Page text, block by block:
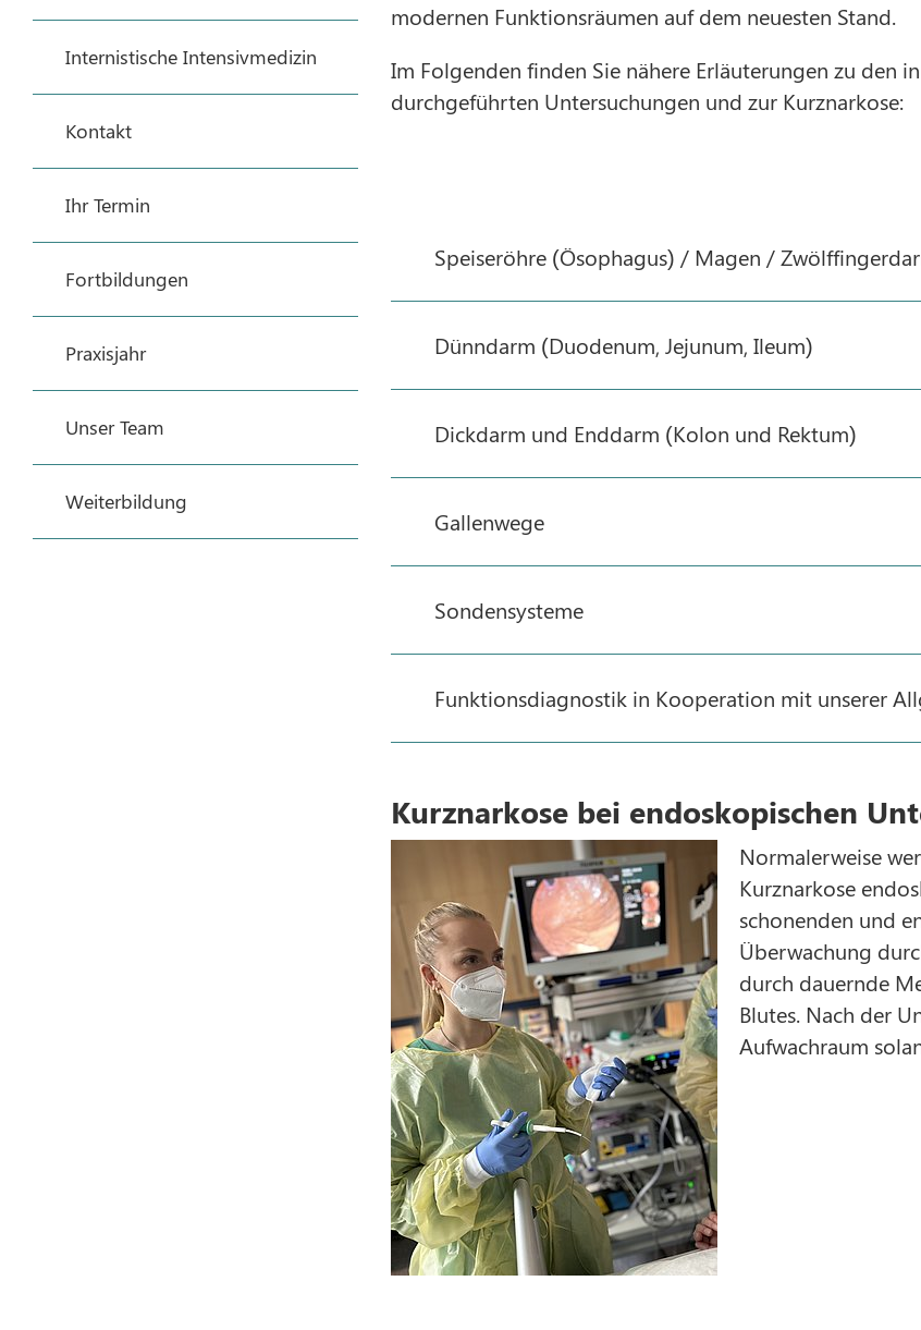
Internistische Intensivmedizin
Kontakt
Ihr Termin
Fortbildungen
Praxisjahr
Unser Team
Weiterbildung
modernen Funktionsräumen auf dem neuesten Stand.
Im Folgenden finden Sie nähere Erläuterungen zu den
durchgeführten Untersuchungen und zur Kurznarkose:
Speiseröhre (Ösophagus) / Magen /
Dünndarm (Duodenum, Jejunum, Ileum)
Dickdarm und Enddarm (Kolon und Rektum)
Gallenwege
Sondensysteme
Funktionsdiagnostik in Kooperation mit unserer
Kurznarkose bei endoskopischen
Normalerweise
Kurznarkose
schonenden und
Überwachung
durch dauernde
Blutes. Nach der
Aufwachraum